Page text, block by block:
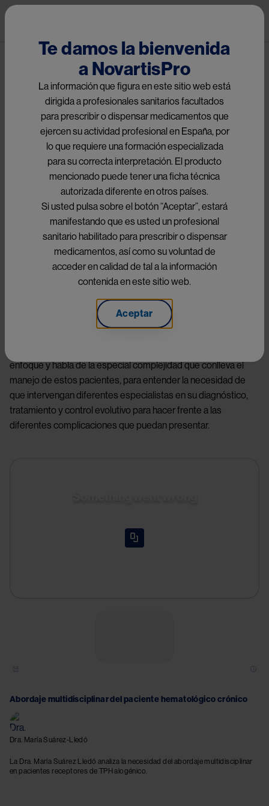
Pasar al contenido principal
HematoPro
Ruta de navegación
La Voz Experta, podcast de
hematología
Abordaje multidisciplinar del paciente
hematológico crónico
El abordaje multidisciplinar es esencial en los pacientes
receptores de un trasplante alogénico de progenitores
enfoque y habla de la especial complejidad que conlleva el
manejo de estos pacientes, para entender la necesidad de
que intervengan diferentes especialistas en su diagnóstico,
tratamiento y control evolutivo para hacer frente a las
diferentes complicaciones que puedan presentar.
Abordaje multidisciplinar del paciente hematológico crónico
Dra. María Suárez-Lledó
La Dra. María Suárez Lledó analiza la necesidad del abordaje multidisciplinar
en pacientes receptores de TPH alogénico.
Te damos la bienvenida
a NovartisPro
La información que figura en este sitio web está
dirigida a profesionales sanitarios facultados
para prescribir o dispensar medicamentos que
ejercen su actividad profesional en España, por
lo que requiere una formación especializada
para su correcta interpretación. El producto
mencionado puede tener una ficha técnica
autorizada diferente en otros países.
Si usted pulsa sobre el botón “Aceptar”, estará
manifestando que es usted un profesional
sanitario habilitado para prescribir o dispensar
medicamentos, así como su voluntad de
acceder en calidad de tal a la información
contenida en este sitio web.
Aceptar